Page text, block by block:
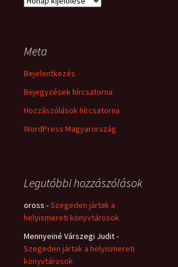
Meta
Bejelentkezés
Bejegyzések hírcsatorna
Hozzászólások hírcsatorna
WordPress Magyarország
Legutóbbi hozzászólások
oross -Szegeden jártak a
helyismereti könyvtárosok
Mennyeiné Várszegi Judit-
Szegeden jártak a helyismereti
könyvtárosok